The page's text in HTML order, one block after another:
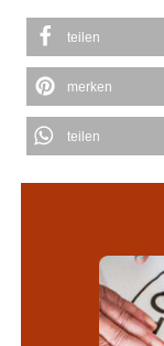
teilen
merken
teilen